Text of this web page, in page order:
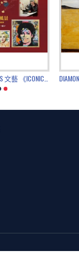
DIAMOND TOWERS 文藝 《ICONIC POP 當經典成為當代風景》義大利版畫大師 Giuliano Grittini的藝術語彙轉譯就在Diamond Towers！